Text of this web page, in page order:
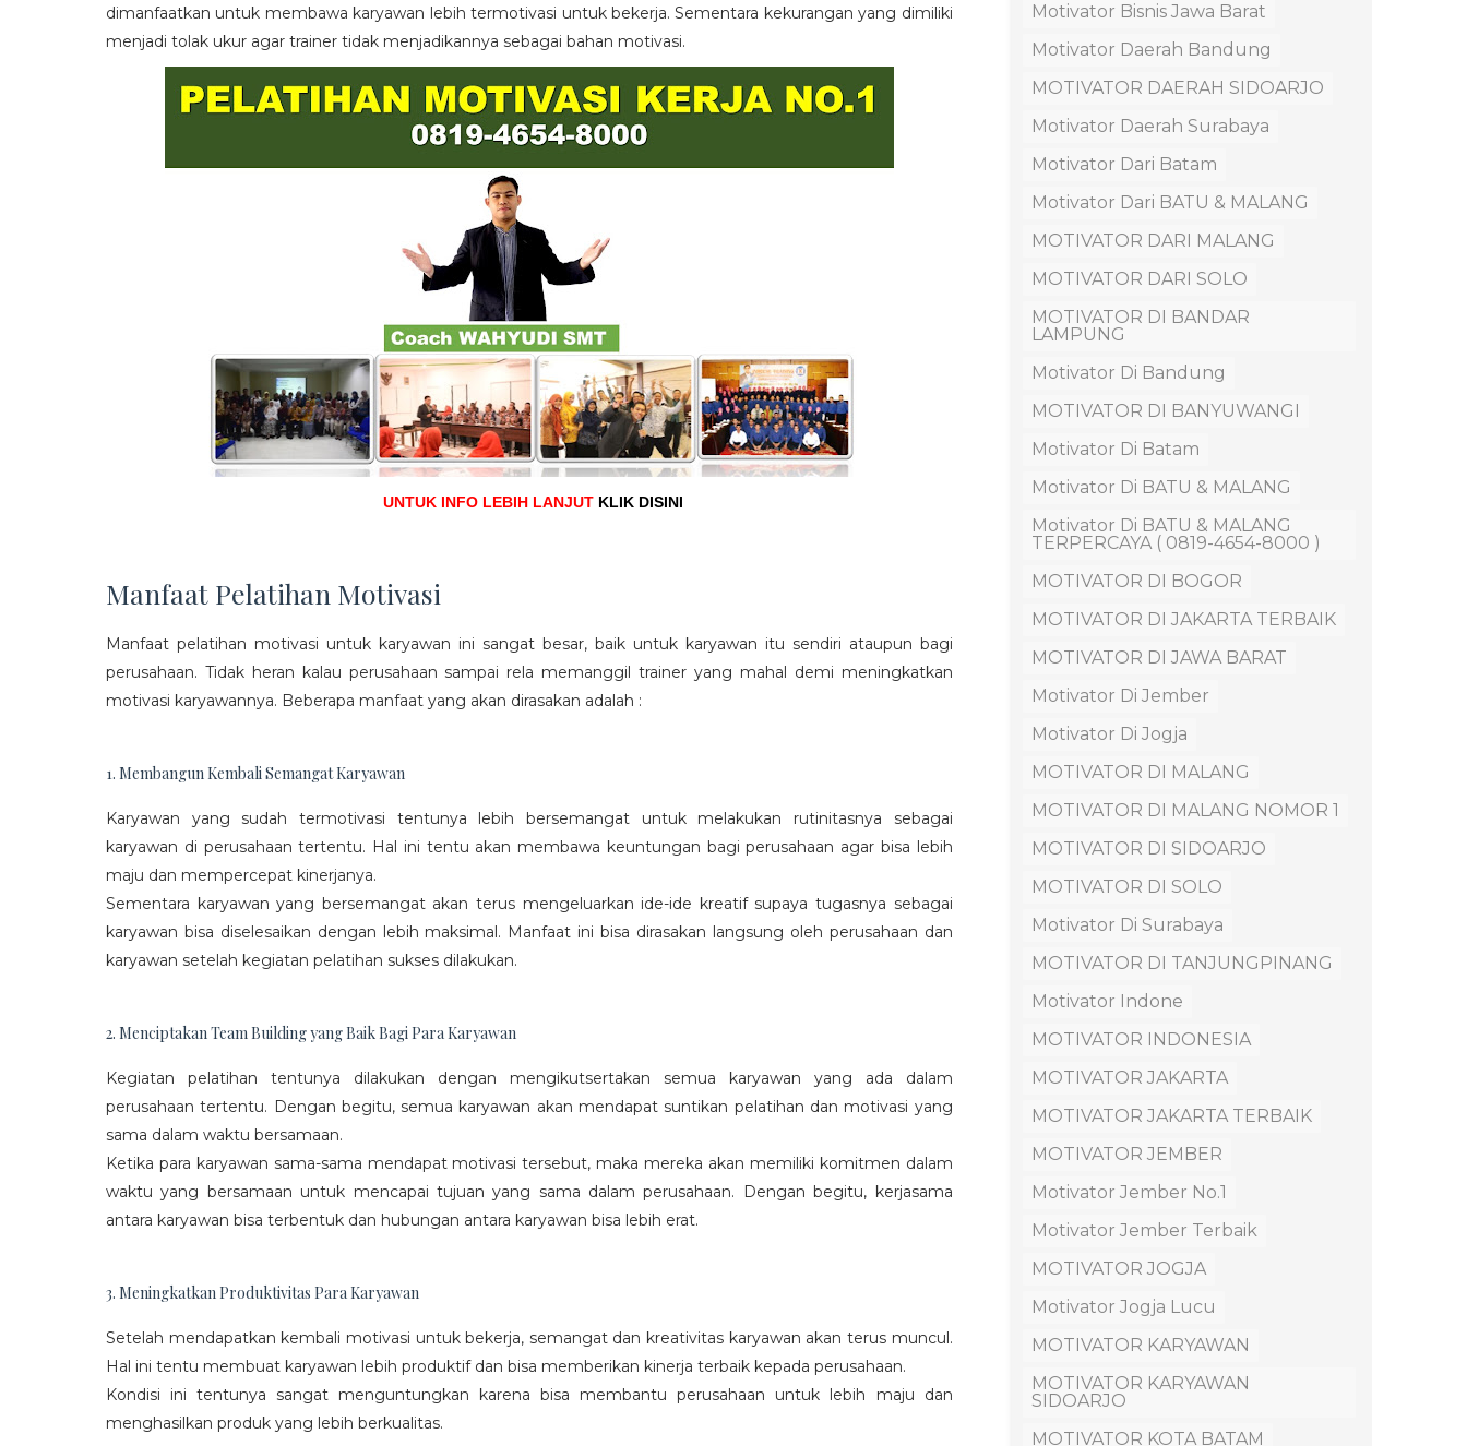
dimanfaatkan untuk membawa karyawan lebih termotivasi untuk bekerja. Sementara kekurangan yang dimiliki
menjadi tolak ukur agar trainer tidak menjadikannya sebagai bahan motivasi.
UNTUK INFO LEBIH LANJUT KLIK DISINI
Manfaat Pelatihan Motivasi
Manfaat pelatihan motivasi untuk karyawan ini sangat besar, baik untuk karyawan itu sendiri ataupun bagi
perusahaan. Tidak heran kalau perusahaan sampai rela memanggil trainer yang mahal demi meningkatkan
motivasi karyawannya. Beberapa manfaat yang akan dirasakan adalah :
1. Membangun Kembali Semangat Karyawan
Karyawan yang sudah termotivasi tentunya lebih bersemangat untuk melakukan rutinitasnya sebagai
karyawan di perusahaan tertentu. Hal ini tentu akan membawa keuntungan bagi perusahaan agar bisa lebih
maju dan mempercepat kinerjanya.
Sementara karyawan yang bersemangat akan terus mengeluarkan ide-ide kreatif supaya tugasnya sebagai
karyawan bisa diselesaikan dengan lebih maksimal. Manfaat ini bisa dirasakan langsung oleh perusahaan dan
karyawan setelah kegiatan pelatihan sukses dilakukan.
2. Menciptakan Team Building yang Baik Bagi Para Karyawan
Kegiatan pelatihan tentunya dilakukan dengan mengikutsertakan semua karyawan yang ada dalam
perusahaan tertentu. Dengan begitu, semua karyawan akan mendapat suntikan pelatihan dan motivasi yang
sama dalam waktu bersamaan.
Ketika para karyawan sama-sama mendapat motivasi tersebut, maka mereka akan memiliki komitmen dalam
waktu yang bersamaan untuk mencapai tujuan yang sama dalam perusahaan. Dengan begitu, kerjasama
antara karyawan bisa terbentuk dan hubungan antara karyawan bisa lebih erat.
3. Meningkatkan Produktivitas Para Karyawan
Setelah mendapatkan kembali motivasi untuk bekerja, semangat dan kreativitas karyawan akan terus muncul.
Hal ini tentu membuat karyawan lebih produktif dan bisa memberikan kinerja terbaik kepada perusahaan.
Kondisi ini tentunya sangat menguntungkan karena bisa membantu perusahaan untuk lebih maju dan
menghasilkan produk yang lebih berkualitas.
Motivator Bisnis Jawa Barat
Motivator Daerah Bandung
MOTIVATOR DAERAH SIDOARJO
Motivator Daerah Surabaya
Motivator Dari Batam
Motivator Dari BATU & MALANG
MOTIVATOR DARI MALANG
MOTIVATOR DARI SOLO
MOTIVATOR DI BANDAR
LAMPUNG
Motivator Di Bandung
MOTIVATOR DI BANYUWANGI
Motivator Di Batam
Motivator Di BATU & MALANG
Motivator Di BATU & MALANG
TERPERCAYA ( 0819-4654-8000 )
MOTIVATOR DI BOGOR
MOTIVATOR DI JAKARTA TERBAIK
MOTIVATOR DI JAWA BARAT
Motivator Di Jember
Motivator Di Jogja
MOTIVATOR DI MALANG
MOTIVATOR DI MALANG NOMOR 1
MOTIVATOR DI SIDOARJO
MOTIVATOR DI SOLO
Motivator Di Surabaya
MOTIVATOR DI TANJUNGPINANG
Motivator Indone
MOTIVATOR INDONESIA
MOTIVATOR JAKARTA
MOTIVATOR JAKARTA TERBAIK
MOTIVATOR JEMBER
Motivator Jember No.1
Motivator Jember Terbaik
MOTIVATOR JOGJA
Motivator Jogja Lucu
MOTIVATOR KARYAWAN
MOTIVATOR KARYAWAN
SIDOARJO
MOTIVATOR KOTA BATAM